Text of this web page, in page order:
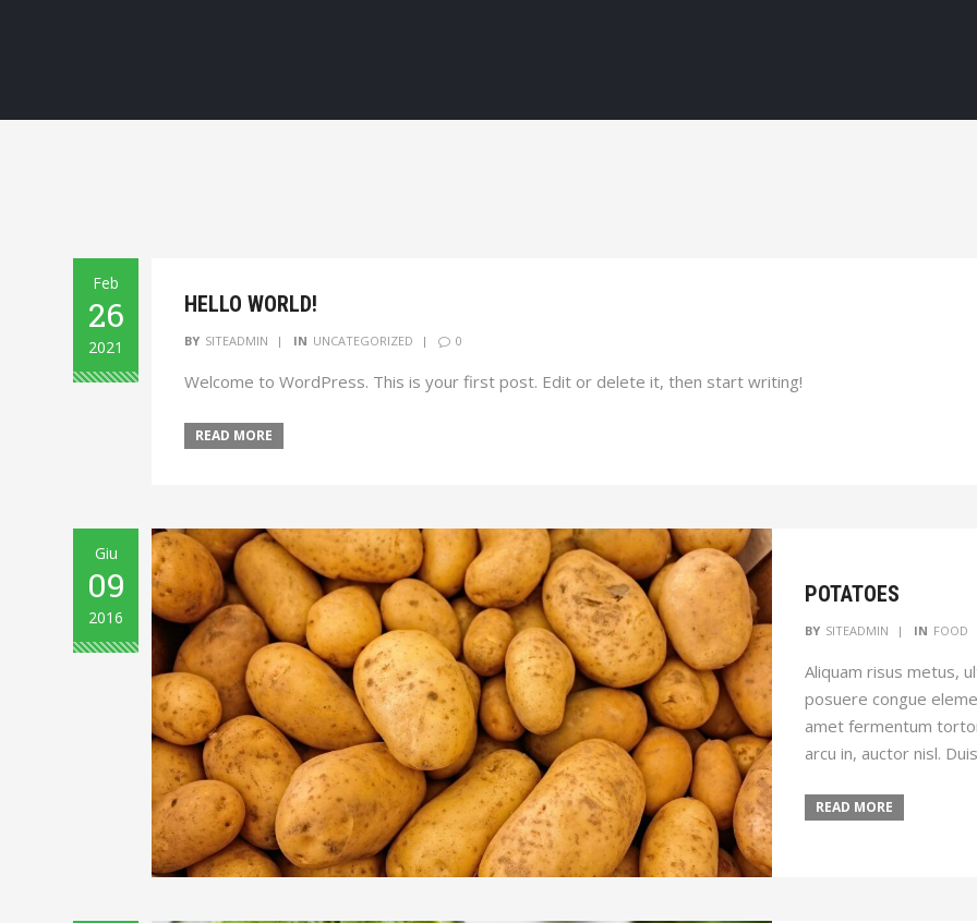
Feb
26
2021
HELLO WORLD!
BY SITEADMIN IN UNCATEGORIZED 0
Welcome to WordPress. This is your first post. Edit or delete it, then start writing!
READ MORE
Giu
09
2016
POTATOES
BY SITEADMIN IN FOOD
Aliquam risus metus,
posuere congue
amet fermentum
arcu in, auctor nisl.
READ MORE